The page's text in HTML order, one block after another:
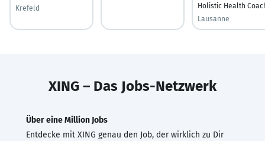
Krefeld
Holistic Health
Lausanne
XING – Das Jobs-Netzwerk
Über eine Million Jobs
Entdecke mit XING genau den Job, der wirklich zu Dir